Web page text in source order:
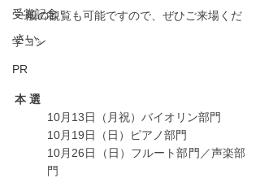
受賞記念
学コン
PR
一般の観覧も可能ですので、ぜひご来場くだ
さい。
本 選
10月13日（月祝）バイオリン部門
10月19日（日）ピアノ部門
10月26日（日）フルート部門／声楽部
門